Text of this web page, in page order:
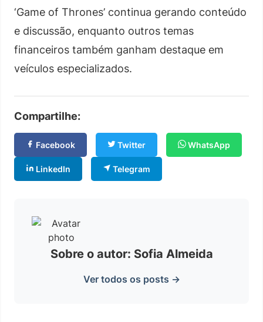
‘Game of Thrones’ continua gerando conteúdo
e discussão, enquanto outros temas
financeiros também ganham destaque em
veículos especializados.
Compartilhe:
Facebook Twitter WhatsApp
LinkedIn Telegram
Sobre o autor: Sofia Almeida
Ver todos os posts →